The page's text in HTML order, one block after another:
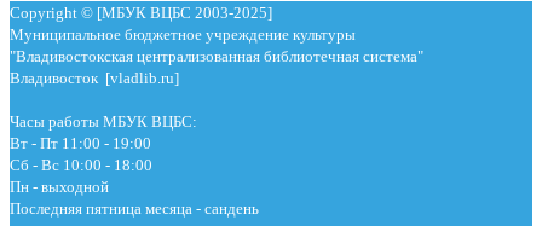
Copyright © [МБУК ВЦБС 2003-2025]
Муниципальное бюджетное учреждение культуры
"Владивостокская централизованная библиотечная система"
Владивосток [vladlib.ru]
Часы работы МБУК ВЦБС:
Вт - Пт 11:00 - 19:00
Сб - Вс 10:00 - 18:00
Пн - выходной
Последняя пятница месяца - сандень